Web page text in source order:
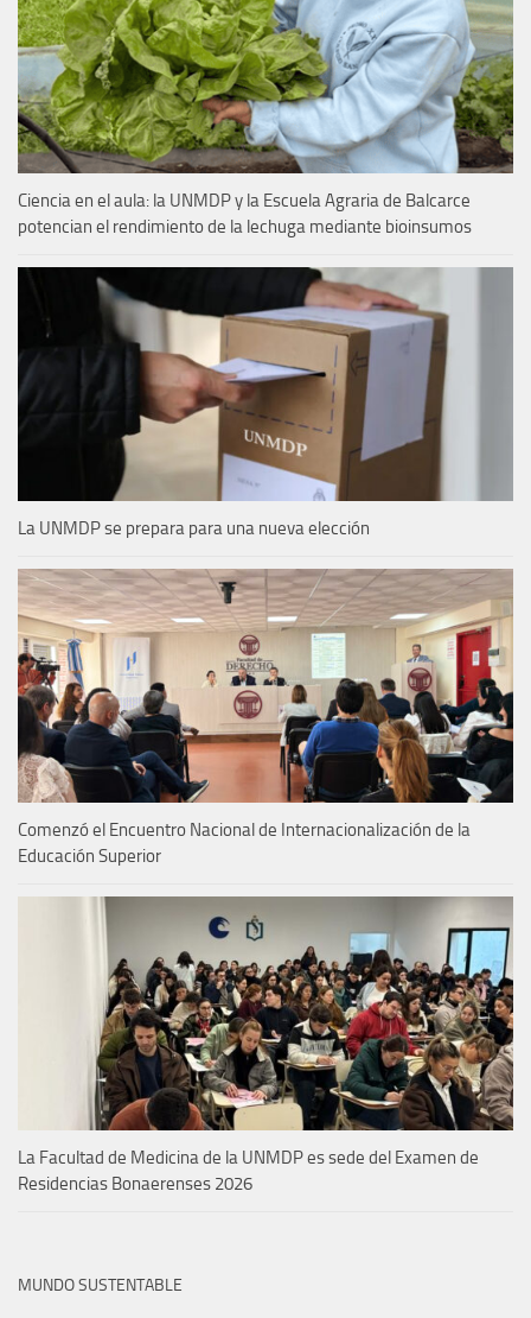
Ciencia en el aula: la UNMDP y la Escuela Agraria de Balcarce
potencian el rendimiento de la lechuga mediante bioinsumos
La UNMDP se prepara para una nueva elección
Comenzó el Encuentro Nacional de Internacionalización de la
Educación Superior
La Facultad de Medicina de la UNMDP es sede del Examen de
Residencias Bonaerenses 2026
MUNDO SUSTENTABLE